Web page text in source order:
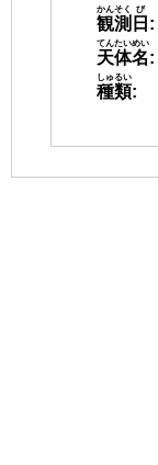
観測
かんそく
日
び
:
天体名
てんたいめい
:
種類
しゅるい
: